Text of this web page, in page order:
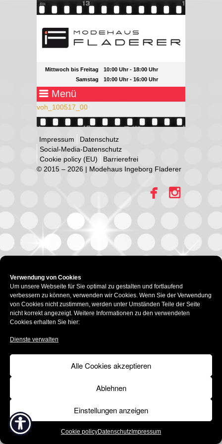
Verwendung von Cookies
Um unsere Webseite für Sie optimal zu gestalten und fortlaufend
verbessern zu können, verwenden wir Cookies. Wenn Sie der Verwendung
von Cookies nicht zustimmen, werden unter Umständen Teile der Seite
nicht korrekt angezeigt. Weitere Informationen zu den verwendeten
Cookies erhalten Sie hier:
Dienste verwalten
Alle Cookies akzeptieren
Ablehnen
Einstellungen anzeigen
Cookie policyDatenschutz Impressum
Mittwoch bis Freitag
10:00 Uhr - 18:00 Uhr
Samstag
10:00 Uhr - 16:00 Uhr
voh_100517_00
Impressum
Datenschutz
Social-Media-Datenschutz
Cookie policy (EU)
Barrierefrei
© 2015 – 2026 | Modehaus Ingeborg Fladerer